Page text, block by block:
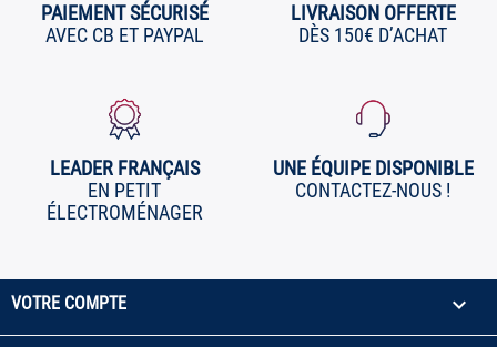
PAIEMENT SÉCURISÉ
AVEC CB ET PAYPAL
LIVRAISON OFFERTE
DÈS 150€ D’ACHAT
LEADER FRANÇAIS
EN PETIT
ÉLECTROMÉNAGER
UNE ÉQUIPE DISPONIBLE
CONTACTEZ-NOUS !
VOTRE COMPTE 